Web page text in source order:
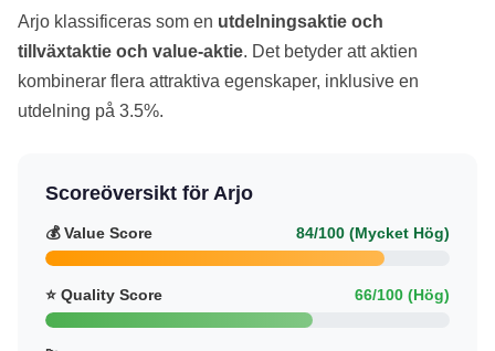
Arjo klassificeras som en utdelningsaktie och
tillväxtaktie och value-aktie. Det betyder att aktien
kombinerar flera attraktiva egenskaper, inklusive en
utdelning på 3.5%.
Scoreöversikt för Arjo
💰 Value Score 84/100 (Mycket Hög)
⭐ Quality Score 66/100 (Hög)